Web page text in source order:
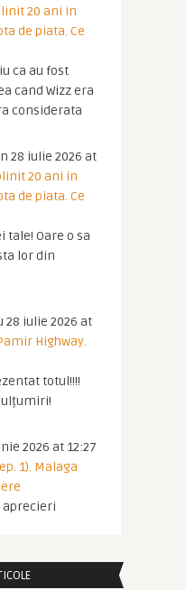
20 ani in
de piata. Ce
ca au fost
cand Wizz era
considerata
28 iulie 2026 at
20 ani in
de piata. Ce
Oare o sa
lor din
28 iulie 2026 at
Highway.
totul!!!!
2026 at 12:27
1). Malaga
aprecieri